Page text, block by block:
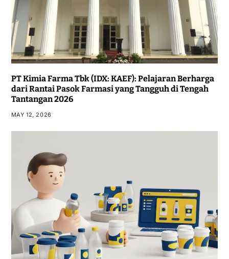
PT Kimia Farma Tbk (IDX: KAEF): Pelajaran Berharga
dari Rantai Pasok Farmasi yang Tangguh di Tengah
Tantangan 2026
MAY 12, 2026